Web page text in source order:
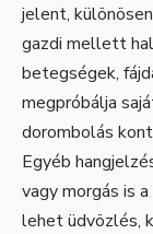
jelent,
gazdi mellett
betegségek,
megpróbálja
dorombolás
Egyéb
vagy morgás is
lehet üdvözlés,